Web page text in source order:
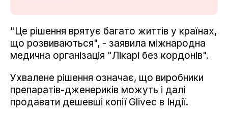
"Це рішення врятує багато життів у країнах,
що розвиваються", - заявила міжнародна
медична організація "Лікарі без кордонів".
Ухвалене рішення означає, що виробники
препаратів-дженериків можуть і далі
продавати дешевші копії Glivec в Індії.